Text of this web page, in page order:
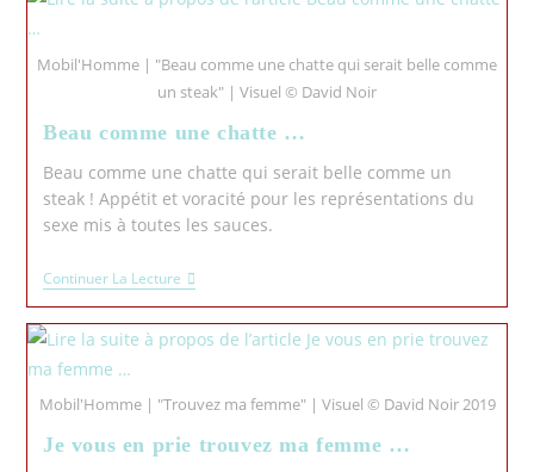
Mobil'Homme | "Beau comme une chatte qui serait belle comme
un steak" | Visuel © David Noir
Beau comme une chatte …
Beau comme une chatte qui serait belle comme un
steak ! Appétit et voracité pour les représentations du
sexe mis à toutes les sauces.
Continuer La Lecture
Mobil'Homme | "Trouvez ma femme" | Visuel © David Noir 2019
Je vous en prie trouvez ma femme …